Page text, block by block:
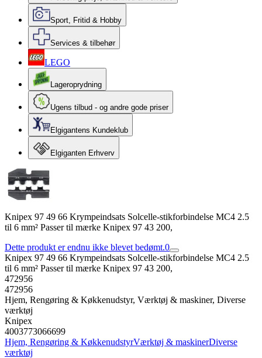
Sport, Fritid & Hobby
Services & tilbehør
LEGO
Lageroprydning
Ugens tilbud - og andre gode priser
Elgigantens Kundeklub
Elgiganten Erhverv
Knipex 97 49 66 Krympeindsats Solcelle-stikforbindelse MC4 2.5
til 6 mm² Passer til mærke Knipex 97 43 200,
Dette produkt er endnu ikke blevet bedømt.0
Knipex 97 49 66 Krympeindsats Solcelle-stikforbindelse MC4 2.5
til 6 mm² Passer til mærke Knipex 97 43 200,
472956
472956
Hjem, Rengøring & Køkkenudstyr, Værktøj & maskiner, Diverse
værktøj
Knipex
4003773066699
Hjem, Rengøring & KøkkenudstyrVærktøj & maskinerDiverse
værktøj